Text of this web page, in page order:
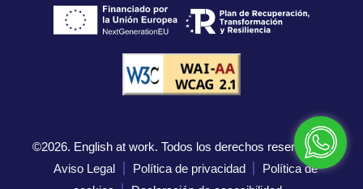
©2026. English at work. Todos los derechos reservados.
Aviso Legal
Política de privacidad
Política de